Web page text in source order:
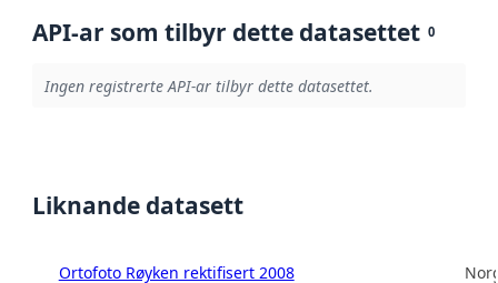
API-ar som tilbyr dette datasettet 0
Ingen registrerte API-ar tilbyr dette datasettet.
Liknande datasett
Ortofoto Røyken rektifisert 2008